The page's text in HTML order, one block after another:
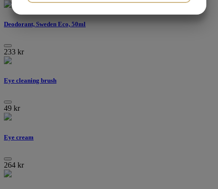
Deodorant, Sweden Eco, 50ml
233 kr
Eye cleaning brush
49 kr
Eye cream
264 kr
MARKETING